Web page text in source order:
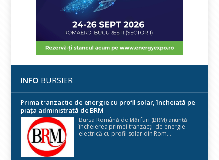
INFO BURSIER
Prima tranzacție de energie cu profil solar, încheiată pe
piața administrată de BRM
Bursa Română de Mărfuri (BRM) anunță
încheierea primei tranzacții de energie
electrică cu profil solar din Rom...